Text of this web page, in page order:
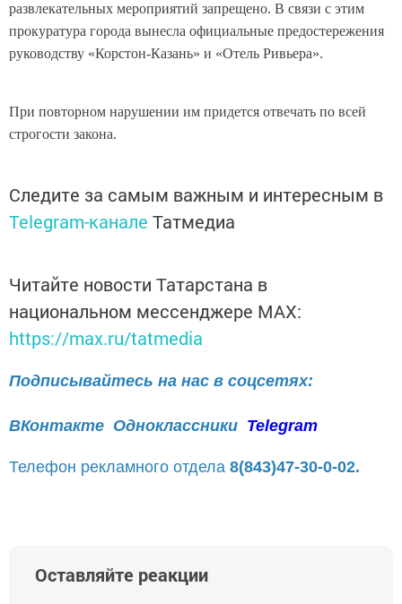
развлекательных мероприятий запрещено. В связи с этим
прокуратура города вынесла официальные предостережения
руководству «Корстон-Казань» и «Отель Ривьера».
При повторном нарушении им придется отвечать по всей
строгости закона.
Следите за самым важным и интересным в
Telegram-канале Татмедиа
Читайте новости Татарстана в
национальном мессенджере MАХ:
https://max.ru/tatmedia
Подписывайтесь на нас в соцсетях:
ВКонтакте Одноклассники Telegram
Телефон рекламного отдела 8(843)47-30-0-02.
Оставляйте реакции